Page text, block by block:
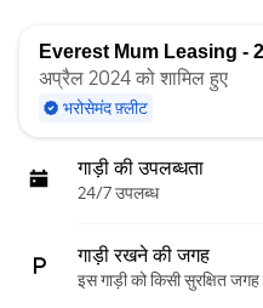
Everest Mum Leasing -
अप्रैल 2024 को शामिल हुए
भरोसेमंद फ़्लीट
गाड़ी की उपलब्धता
24/7 उपलब्ध
गाड़ी रखने की जगह
इस गाड़ी को किसी सुरक्षित